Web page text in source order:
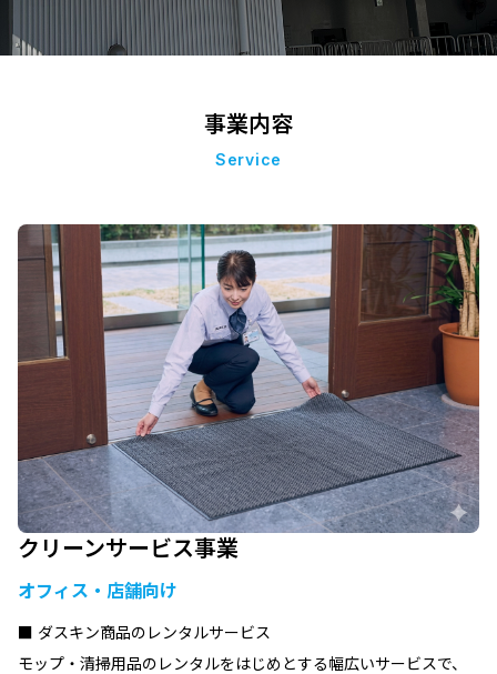
事業内容
Service
クリーンサービス事業
オフィス・店舗向け
■ ダスキン商品のレンタルサービス
モップ・清掃用品のレンタルをはじめとする幅広いサービスで、